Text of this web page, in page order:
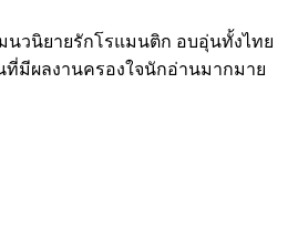
วนิยายรักโรแมนติก อบอุ่นทั้งไทย
ที่มีผลงานครองใจนักอ่านมากมาย